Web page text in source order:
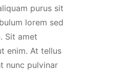
purus sit
lorem sed
Sit amet
enim. At tellus
nunc pulvinar